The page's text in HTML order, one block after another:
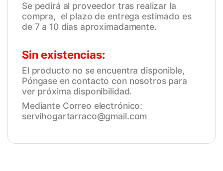
Se pedirá al proveedor tras realizar la
compra, el plazo de entrega estimado es
de 7 a 10 días aproximadamente.
Sin existencias:
El producto no se encuentra disponible,
Póngase en contacto con nosotros para
ver próxima disponibilidad.
Mediante Correo electrónico:
servihogartarraco@gmail.com